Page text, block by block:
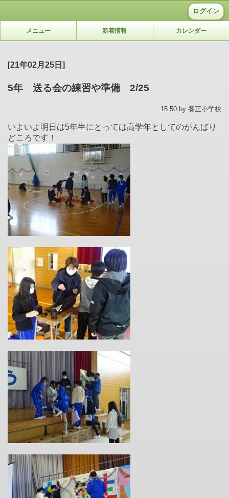
ログイン
メニュー 新着情報 カレンダー
[21年02月25日]
5年 送る会の練習や準備 2/25
15:50 by 養正小学校
いよいよ明日は5年生にとっては高学年としてのがんばり
どころです！